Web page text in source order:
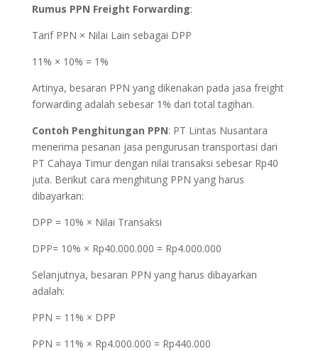
Rumus PPN Freight Forwarding:
Tarif PPN × Nilai Lain sebagai DPP
11% × 10% = 1%
Artinya, besaran PPN yang dikenakan pada jasa freight
forwarding adalah sebesar 1% dari total tagihan.
Contoh Penghitungan PPN: PT Lintas Nusantara
menerima pesanan jasa pengurusan transportasi dari
PT Cahaya Timur dengan nilai transaksi sebesar Rp40
juta. Berikut cara menghitung PPN yang harus
dibayarkan:
DPP = 10% × Nilai Transaksi
DPP= 10% × Rp40.000.000 = Rp4.000.000
Selanjutnya, besaran PPN yang harus dibayarkan
adalah:
PPN = 11% × DPP
PPN = 11% × Rp4.000.000 = Rp440.000